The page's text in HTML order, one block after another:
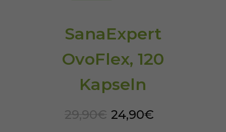
SanaExpert
OvoFlex, 120
Kapseln
29,90€ 24,90€